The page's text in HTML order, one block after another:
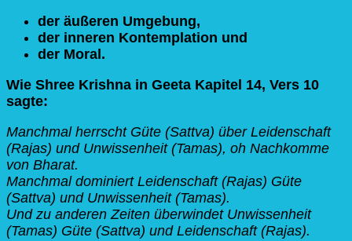
der äußeren Umgebung,
der inneren Kontemplation und
der Moral.
Wie Shree Krishna in Geeta Kapitel 14, Vers 10
sagte:
Manchmal herrscht Güte (Sattva) über Leidenschaft
(Rajas) und Unwissenheit (Tamas), oh Nachkomme
von Bharat.
Manchmal dominiert Leidenschaft (Rajas) Güte
(Sattva) und Unwissenheit (Tamas).
Und zu anderen Zeiten überwindet Unwissenheit
(Tamas) Güte (Sattva) und Leidenschaft (Rajas).